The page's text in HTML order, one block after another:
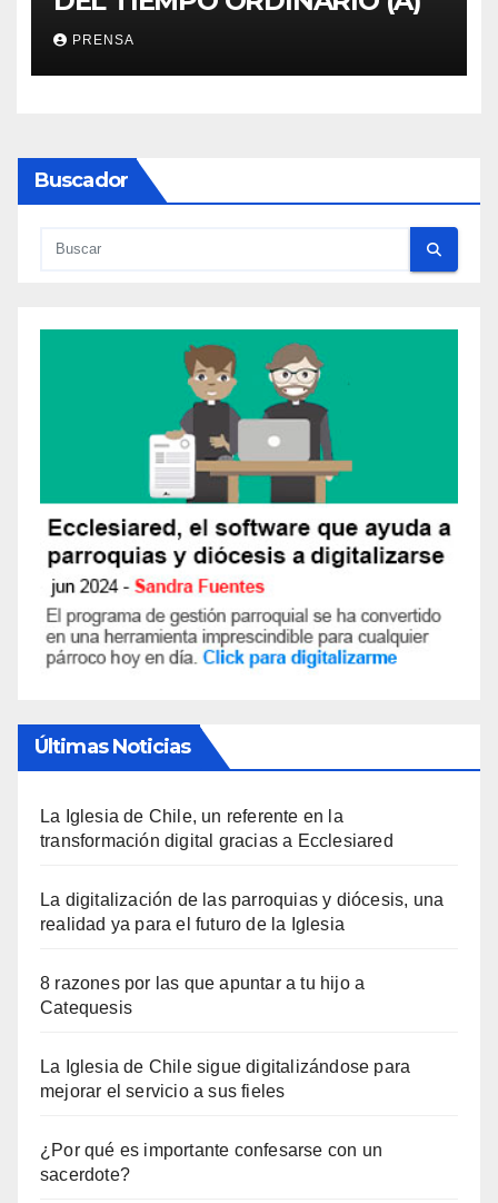
PRENSA
Buscador
Últimas Noticias
La Iglesia de Chile, un referente en la
transformación digital gracias a Ecclesiared
La digitalización de las parroquias y diócesis, una
realidad ya para el futuro de la Iglesia
8 razones por las que apuntar a tu hijo a
Catequesis
La Iglesia de Chile sigue digitalizándose para
mejorar el servicio a sus fieles
¿Por qué es importante confesarse con un
sacerdote?